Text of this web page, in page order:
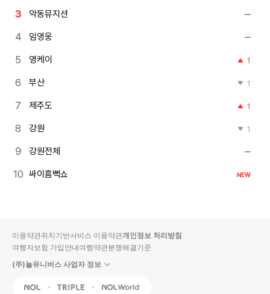
악동뮤지션
임영웅
영케이 1
부산 1
제주도 1
강원 1
강원전체
싸이흠뻑쇼 NEW
이용약관위치기반서비스 이용약관개인정보 처리방침
여행자보험 가입안내여행약관분쟁해결기준
(주)놀유니버스 사업자 정보
NOL Triple Interpark Global